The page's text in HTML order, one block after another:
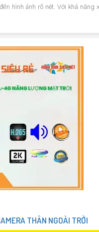
hình ảnh rõ nét. Với khả năng
THÂN NGOÀI TRỜI